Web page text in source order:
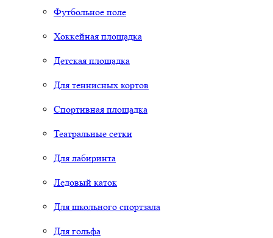
Футбольное поле
Хоккейная площадка
Детская площадка
Для теннисных кортов
Спортивная площадка
Театральные сетки
Для лабиринта
Ледовый каток
Для школьного спортзала
Для гольфа